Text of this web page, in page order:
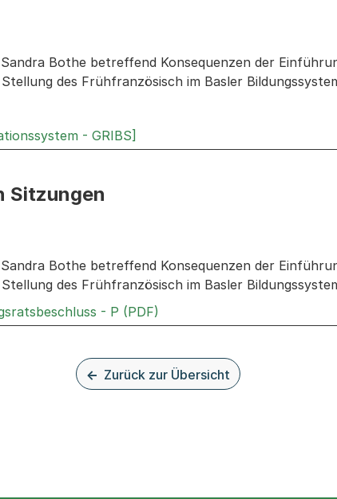
Bothe betreffend Konsequenzen der
des Frühfranzösisch im Basler
- GRIBS]
Sitzungen
zu den Sitzungen zum Geschäft
Bothe betreffend Konsequenzen der
des Frühfranzösisch im Basler
- P (PDF)
Zurück zur Übersicht